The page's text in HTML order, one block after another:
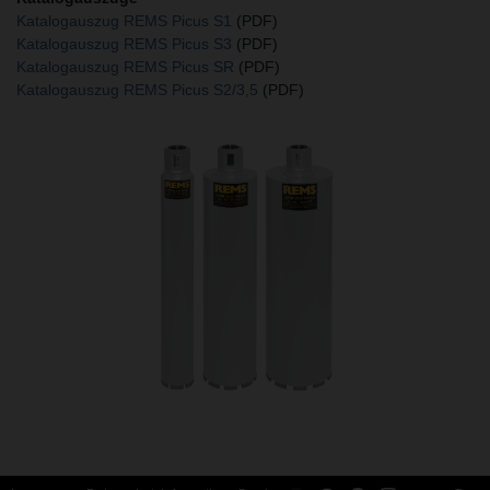
Katalogauszug REMS Picus S1 (PDF)
Katalogauszug REMS Picus S3 (PDF)
Katalogauszug REMS Picus SR (PDF)
Katalogauszug REMS Picus S2/3,5 (PDF)